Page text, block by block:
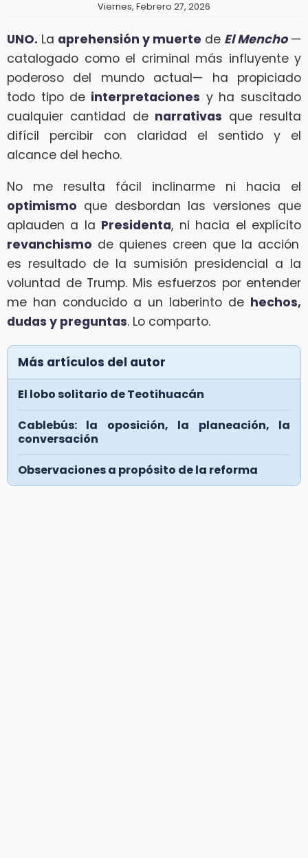
Viernes, Febrero 27, 2026
UNO. La aprehensión y muerte de El Mencho—
catalogado como el criminal más influyente y
poderoso del mundo actual— ha propiciado
todo tipo de interpretaciones y ha suscitado
cualquier cantidad de narrativas que resulta
difícil percibir con claridad el sentido y el
alcance del hecho.
No me resulta fácil inclinarme ni hacia el
optimismo que desbordan las versiones que
aplauden a la Presidenta, ni hacia el explícito
revanchismo de quienes creen que la acción
es resultado de la sumisión presidencial a la
voluntad de Trump. Mis esfuerzos por entender
me han conducido a un laberinto de hechos,
dudas y preguntas. Lo comparto.
Más artículos del autor
El lobo solitario de Teotihuacán
Cablebús: la oposición, la planeación, la
conversación
Observaciones a propósito de la reforma